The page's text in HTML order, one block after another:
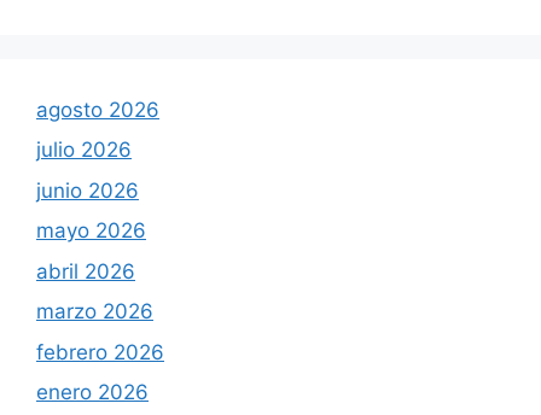
agosto 2026
julio 2026
junio 2026
mayo 2026
abril 2026
marzo 2026
febrero 2026
enero 2026